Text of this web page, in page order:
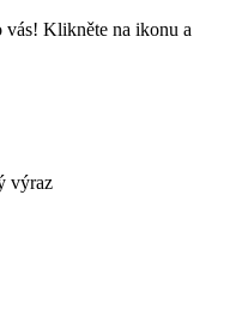
vás! Klikněte na ikonu a
výraz